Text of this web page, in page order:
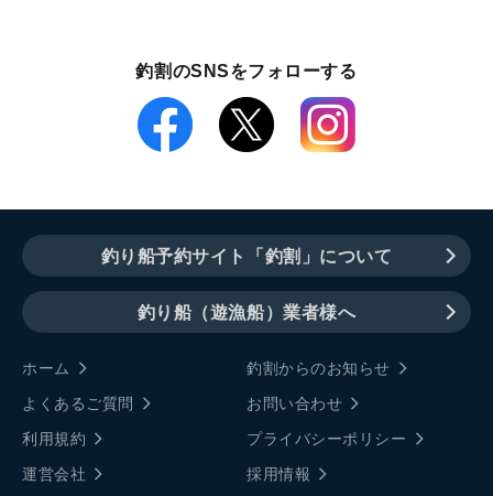
釣割のSNSをフォローする
釣り船予約サイト「釣割」について
釣り船（遊漁船）業者様へ
ホーム
釣割からのお知らせ
よくあるご質問
お問い合わせ
利用規約
プライバシーポリシー
運営会社
採用情報